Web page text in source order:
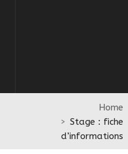
Home
Stage : fiche
d’informations